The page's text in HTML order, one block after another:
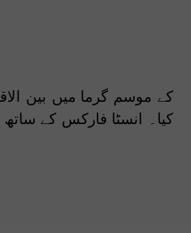
کیا۔ انسٹا فارکس کے